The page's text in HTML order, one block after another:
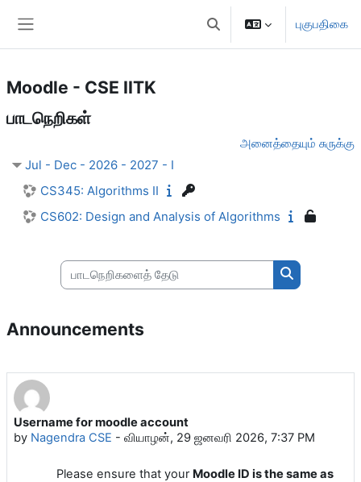
Toggle search inputபுகுபதிகை
Moodle - CSE IITK
பாடநெறிகள்
அனைத்தையும் சுருக்கு
Jul - Dec - 2026 - 2027 - I
CS345: Algorithms II
CS602: Design and Analysis of Algorithms
பாடநெறிகளைத் தேடு
Announcements
Username for moodle account
by Nagendra CSE - வியாழன், 29 ஜனவரி 2026, 7:37 PM
Please ensure that your Moodle ID is the same as